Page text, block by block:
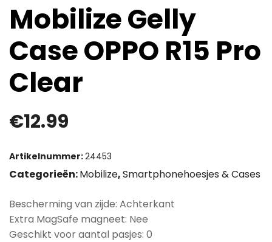
Mobilize Gelly
Case OPPO R15 Pro
Clear
€12.99
Artikelnummer:24453
Categorieën:Mobilize,Smartphonehoesjes & Cases
Bescherming van zijde: Achterkant
Extra MagSafe magneet: Nee
Geschikt voor aantal pasjes: 0